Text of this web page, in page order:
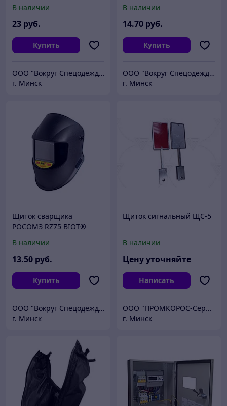
В наличии
23 руб.
Купить
ООО "Вокруг Спецодежды"
г. Минск
В наличии
14.70 руб.
Купить
ООО "Вокруг Спецодежды"
г. Минск
Щиток сварщика
РОСОМЗ RZ75 BIOT®
В наличии
13.50 руб.
Купить
ООО "Вокруг Спецодежды"
г. Минск
Щиток сигнальный ЩС-5
В наличии
Цену уточняйте
Написать
ООО "ПРОМКОРОС-Сервис"
г. Минск